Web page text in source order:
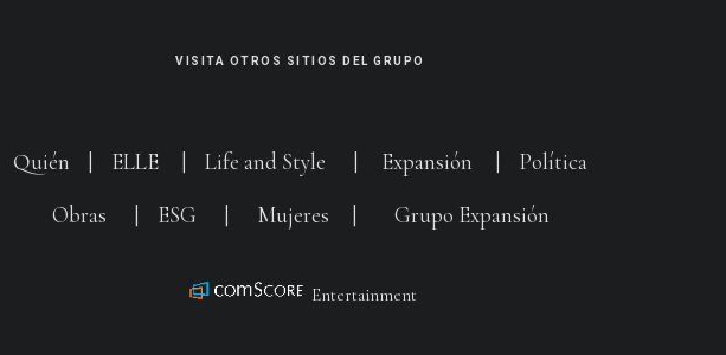
VISITA OTROS SITIOS DEL GRUPO
Quién ELLE Life and Style Expansión
Política
Obras
ESG Mujeres Grupo Expansión
Entertainment